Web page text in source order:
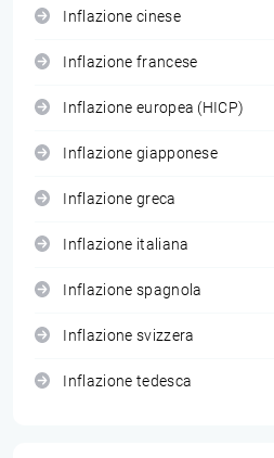
Inflazione cinese
Inflazione francese
Inflazione europea (HICP)
Inflazione giapponese
Inflazione greca
Inflazione italiana
Inflazione spagnola
Inflazione svizzera
Inflazione tedesca